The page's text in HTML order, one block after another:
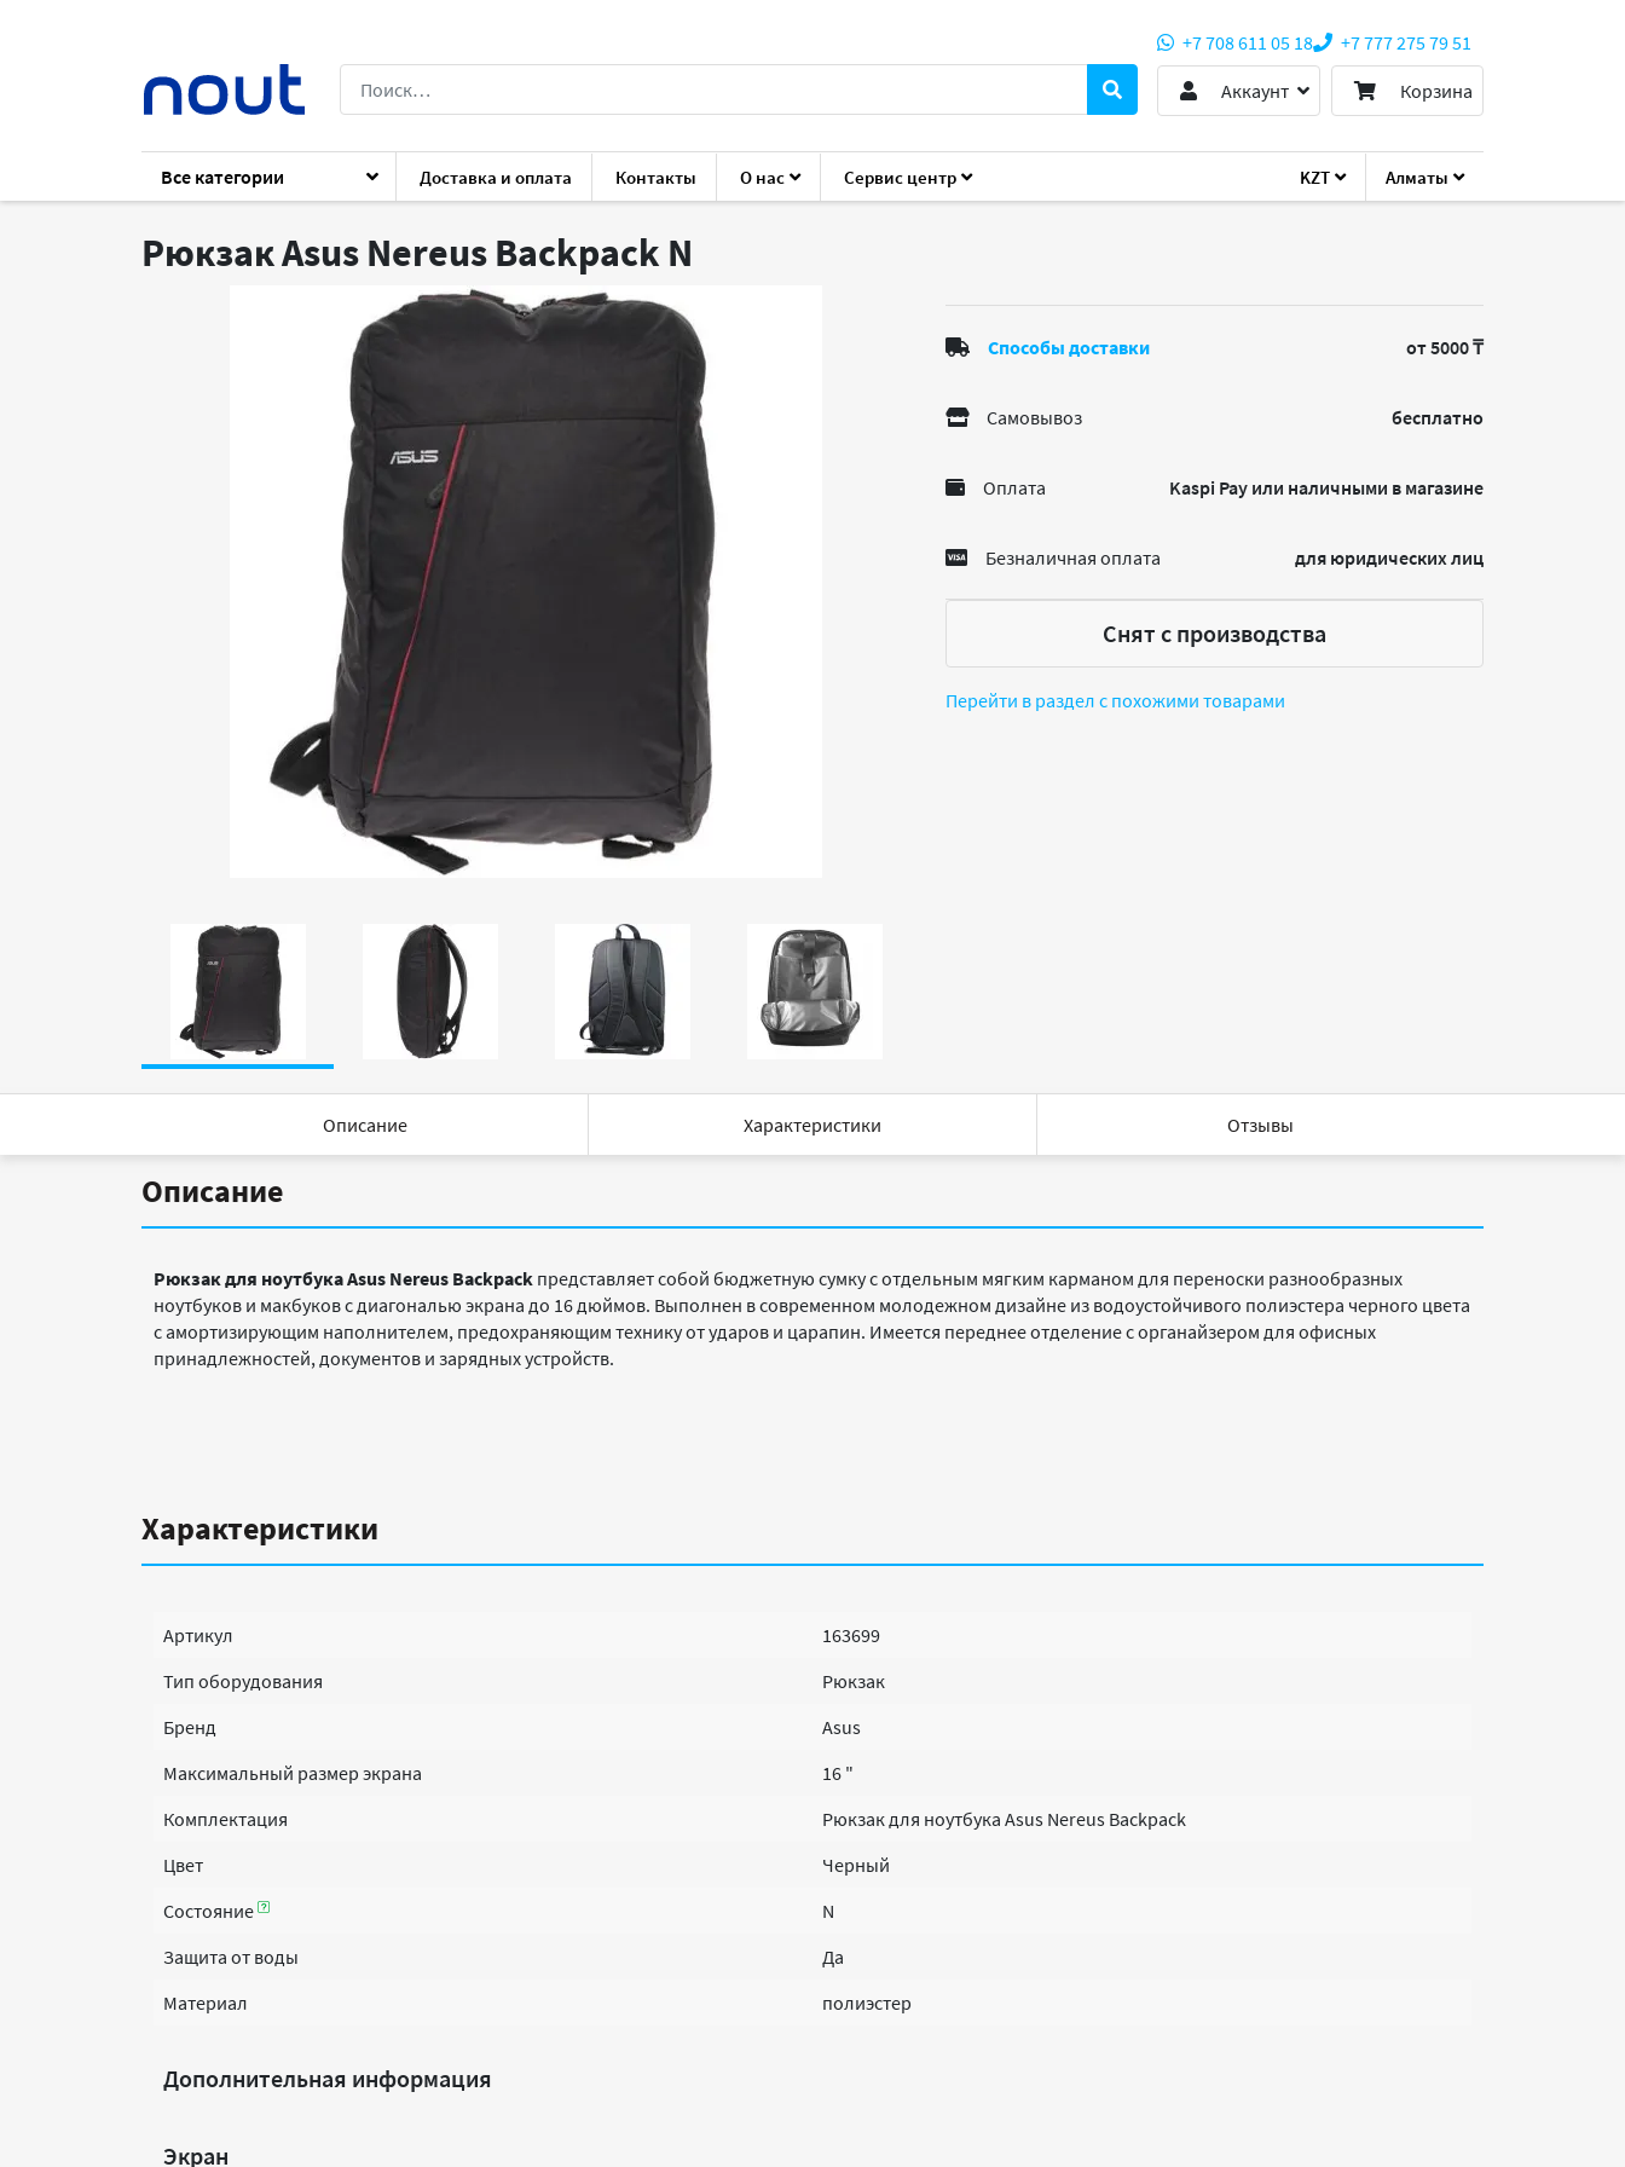
KZT Алматы
+7 708 611 05 18
+7 777 275 79 51
Аккаунт
Корзина
Все категории Доставка и оплата Контакты О нас Сервис центр
Каталог Комплектующие Для ноутбука Сумки и рюкзаки Asus Nereus Backpack
Рюкзак Asus Nereus Backpack N
Способы доставки от 5000 ₸
Самовывоз бесплатно
Оплата Kaspi Pay или наличными в магазине
Безналичная оплата для юридических лиц
Снят с производства
Перейти в раздел с похожими товарами
Описание Характеристики Отзывы
Описание
Рюкзак для ноутбука Asus Nereus Backpack представляет собой бюджетную сумку с отдельным мягким карманом для переноски разнообразных
ноутбуков и макбуков с диагональю экрана до 16 дюймов. Выполнен в современном молодежном дизайне из водоустойчивого полиэстера черного цвета
с амортизирующим наполнителем, предохраняющим технику от ударов и царапин. Имеется переднее отделение с органайзером для офисных
принадлежностей, документов и зарядных устройств.
Характеристики
Артикул
163699
Тип оборудования
Рюкзак
Бренд
Asus
Максимальный размер экрана
16 "
Комплектация
Рюкзак для ноутбука Asus Nereus Backpack
Цвет
Черный
Состояние
N
Защита от воды
Да
Материал
полиэстер
Дополнительная информация
Экран